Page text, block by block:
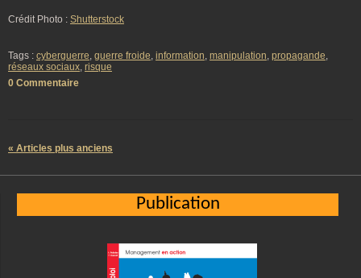
Crédit Photo : Shutterstock
Tags : cyberguerre, guerre froide, information, manipulation, propagande,
réseaux sociaux, risque
0 Commentaire
« Articles plus anciens
Publication